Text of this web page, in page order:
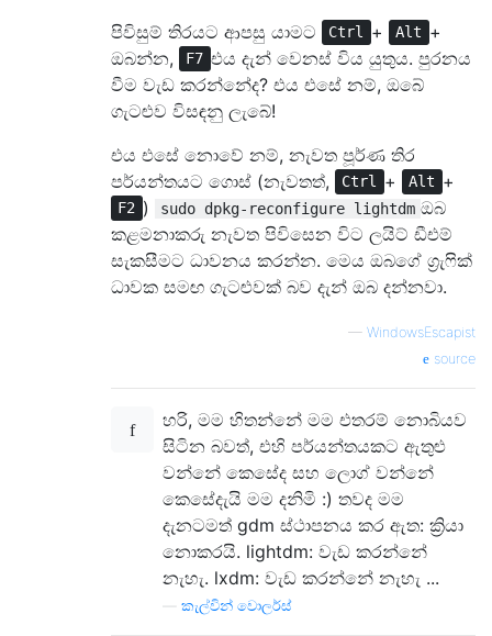
පිවිසුම් තිරයට ආපසු යාමට
Ctrl + Alt +
ඔබන්න,
F7 එය දැන් වෙනස් විය යුතුය. පුරනය
වීම වැඩ කරන්නේද? එය එසේ නම්, ඔබේ
ගැටළුව විසඳනු ලැබේ!
එය එසේ නොවේ නම්, නැවත පූර්ණ තිර
පර්යන්තයට ගොස් (නැවතත්,
Ctrl + Alt +
F2 ) sudo dpkg-reconfigure lightdm ඔබ
කළමනාකරු නැවත පිවිසෙන විට ලයිට් ඩීඑම්
සැකසීමට ධාවනය කරන්න. මෙය ඔබගේ ග්‍රැෆික්
ධාවක සමඟ ගැටළුවක් බව දැන් ඔබ දන්නවා.
— WindowsEscapist
source
හරි, මම හිතන්නේ මම එතරම් නොබියව
සිටින බවත්, එහි පර්යන්තයකට ඇතුළු
වන්නේ කෙසේද සහ ලොග් වන්නේ
කෙසේදැයි මම දනිමි :) තවද මම
දැනටමත් gdm ස්ථාපනය කර ඇත: ක්‍රියා
නොකරයි. lightdm: වැඩ කරන්නේ
නැහැ. lxdm: වැඩ කරන්නේ නැහැ ...
කැල්වින් වොලර්ස්